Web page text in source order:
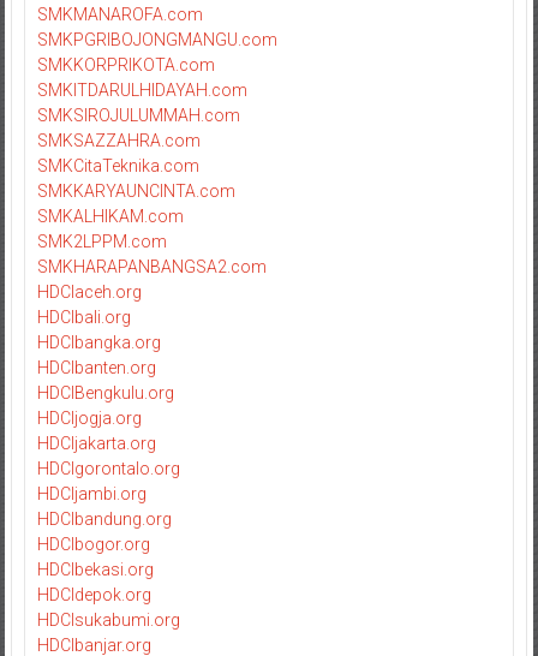
SMKMANAROFA.com
SMKPGRIBOJONGMANGU.com
SMKKORPRIKOTA.com
SMKITDARULHIDAYAH.com
SMKSIROJULUMMAH.com
SMKSAZZAHRA.com
SMKCitaTeknika.com
SMKKARYAUNCINTA.com
SMKALHIKAM.com
SMK2LPPM.com
SMKHARAPANBANGSA2.com
HDCIaceh.org
HDCIbali.org
HDCIbangka.org
HDCIbanten.org
HDCIBengkulu.org
HDCIjogja.org
HDCIjakarta.org
HDCIgorontalo.org
HDCIjambi.org
HDCIbandung.org
HDCIbogor.org
HDCIbekasi.org
HDCIdepok.org
HDCIsukabumi.org
HDCIbanjar.org